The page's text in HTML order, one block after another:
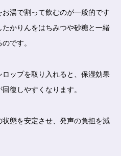
湯で割って飲むのが一般的です
かりんをはちみつや砂糖と一緒
です。
ップを取り入れると、保湿効果
復しやすくなります。
態を安定させ、発声の負担を減